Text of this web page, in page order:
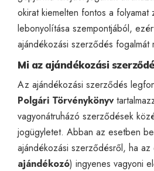
okirat kiemelten fontos a folyamat
lebonyolítása szempontjából,
ajándékozási szerződés fogalmát
Mi az ajándékozási
Az ajándékozási szerződés
Polgári Törvénykönyv
vagyonátruházó szerződések
jogügyletet. Abban az esetben
ajándékozási szerződésről, ha
ajándékozó) ingyenes vagyoni